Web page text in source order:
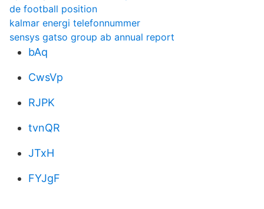
de football position
kalmar energi telefonnummer
sensys gatso group ab annual report
bAq
CwsVp
RJPK
tvnQR
JTxH
FYJgF